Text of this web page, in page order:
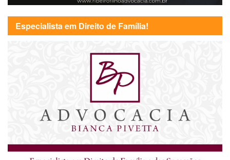
Especialista em Direito de Família!